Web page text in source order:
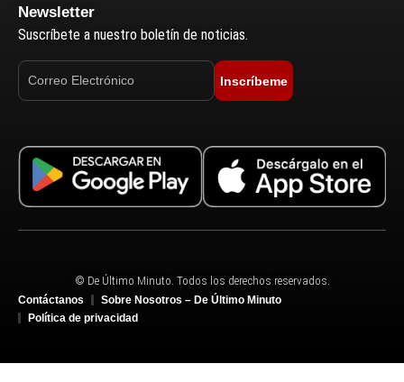
Newsletter
Suscríbete a nuestro boletín de noticias.
Inscríbeme
© De Último Minuto. Todos los derechos reservados.
Contáctanos
Sobre Nosotros – De Último Minuto
Política de privacidad